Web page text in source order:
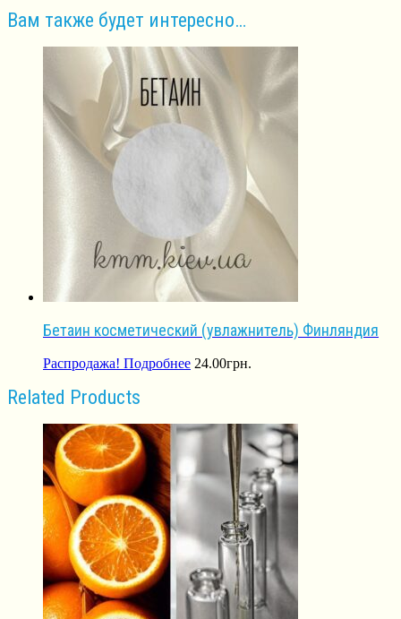
Вам также будет интересно…
Бетаин косметический (увлажнитель) Финляндия
Распродажа! Подробнее 24.00грн.
Related Products